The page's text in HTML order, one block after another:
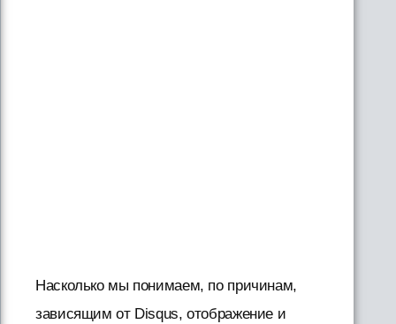
Насколько мы понимаем, по причинам,
зависящим от Disqus, отображение и